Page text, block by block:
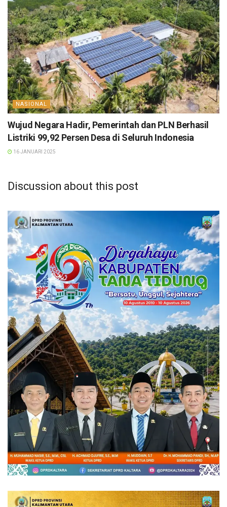
NASIONAL
Wujud Negara Hadir, Pemerintah dan PLN Berhasil
Listriki 99,92 Persen Desa di Seluruh Indonesia
16 JANUARI 2025
Discussion about this post